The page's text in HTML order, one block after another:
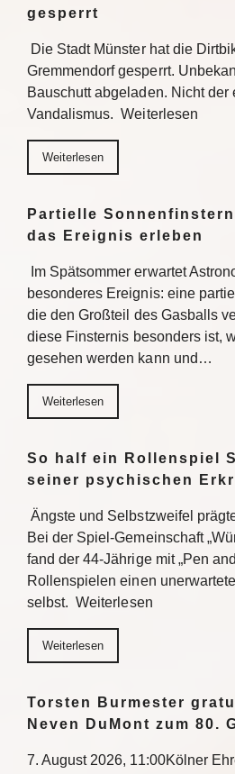
gesperrt
Die Stadt Münster hat die
Gremmendorf gesperrt.
Bauschutt abgeladen. Nicht der
Vandalismus. Weiterlesen
Weiterlesen
Partielle
das Ereignis erleben
Im Spätsommer erwartet
besonderes Ereignis: eine
die den Großteil des Gasballs
diese Finsternis besonders ist,
gesehen werden kann und…
Weiterlesen
So half ein Rollenspiel
seiner psychischen
Ängste und Selbstzweifel
Bei der Spiel-Gemeinschaft
fand der 44-Jährige mit „Pen
Rollenspielen einen
selbst. Weiterlesen
Weiterlesen
Torsten Burmester
Neven DuMont zum 80.
7. August 2026, 11:00Kölner